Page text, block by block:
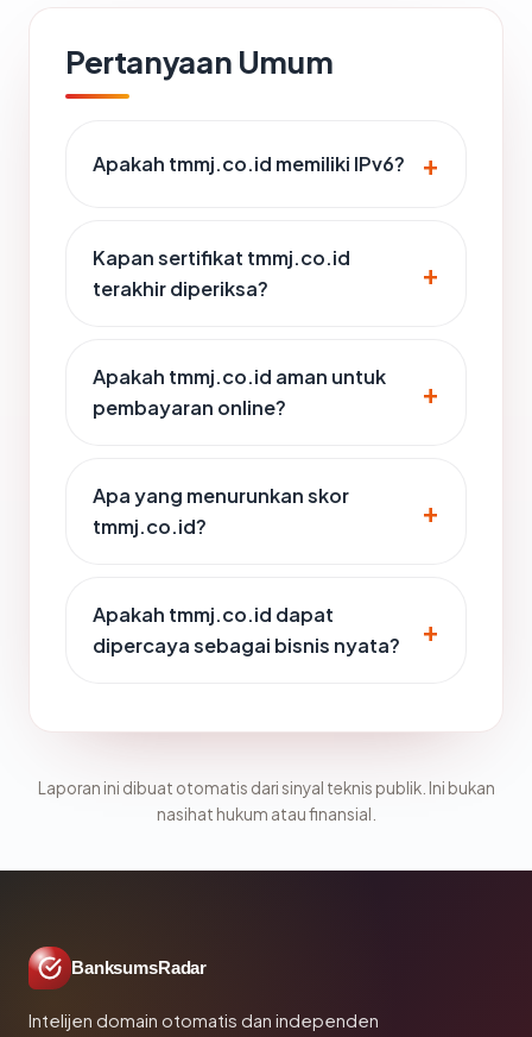
Pertanyaan Umum
Apakah tmmj.co.id memiliki IPv6?
Kapan sertifikat tmmj.co.id
terakhir diperiksa?
Apakah tmmj.co.id aman untuk
pembayaran online?
Apa yang menurunkan skor
tmmj.co.id?
Apakah tmmj.co.id dapat
dipercaya sebagai bisnis nyata?
Laporan ini dibuat otomatis dari sinyal teknis publik. Ini bukan
nasihat hukum atau finansial.
BanksumsRadar
Intelijen domain otomatis dan independen